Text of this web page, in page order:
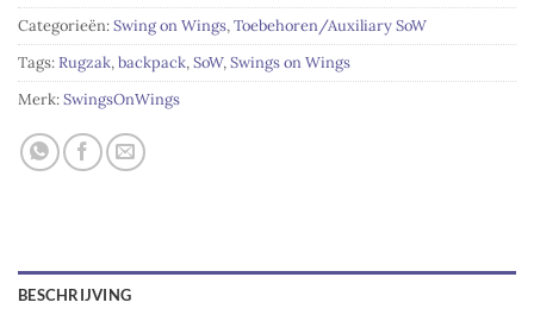
Categorieën:Swing on Wings,Toebehoren/Auxiliary SoW
Tags:Rugzak,backpack,SoW,Swings on Wings
Merk:SwingsOnWings
BESCHRIJVING